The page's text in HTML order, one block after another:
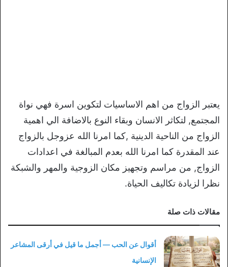
يعتبر الزواج من اهم الاساسيات لتكوين اسرة فهي نواة
المجتمع, لتكاثر الانسان وبقاء النوع بالاضافة الي اهمية
الزواج من الناحية الدينية ,كما امرنا الله عزوجل بالزواج
عند المقدرة كما امرنا الله بعدم المبالغة في اعدادات
الزواج, من مراسم وتجهيز مكان الزوجية والمهر والشبكة
نظرا لزيادة تكاليف الحياة.
مقالات ذات صلة
أقوال عن الحب — أجمل ما قيل في أرقى المشاعر
الإنسانية